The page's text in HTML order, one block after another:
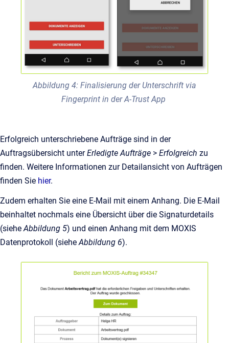
Abbildung 4: Finalisierung der Unterschrift via
Fingerprint in der A-Trust App
Erfolgreich unterschriebene Aufträge sind in der
Auftragsübersicht unterErledigte Aufträge > Erfolgreich zu
finden. Weitere Informationen zur Detailansicht von Aufträgen
finden Sie hier.
Zudem erhalten Sie eine E-Mail mit einem Anhang. Die E-Mail
beinhaltet nochmals eine Übersicht über die Signaturdetails
(sieheAbbildung 5) und einen Anhang mit dem MOXIS
Datenprotokoll (sieheAbbildung 6).